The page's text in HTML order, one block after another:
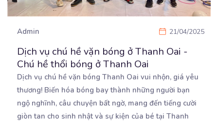
Admin 21/04/2025
Dịch vụ chú hề vặn bóng ở Thanh Oai -
Chú hề thổi bóng ở Thanh Oai
Dịch vụ chú hề vặn bóng Thanh Oai vui nhộn, giá yêu
thương! Biến hóa bóng bay thành những người bạn
ngộ nghĩnh, câu chuyện bất ngờ, mang đến tiếng cười
giòn tan cho sinh nhật và sự kiện của bé tại Thanh